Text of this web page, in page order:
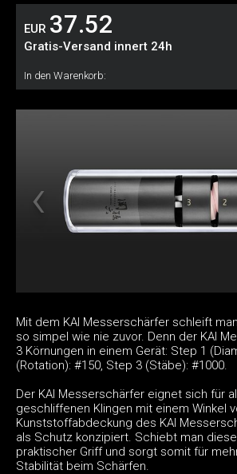
EUR 37.52
Gratis-Versand innert 24h
In den Warenkorb:
Mit dem KAI Messerschärfer schleift
so simpel wie nie zuvor. Denn der KAI
3 Körnungen in einem Gerät: Step 1
(Rotation): #150, Step 3 (Stäbe): #1000.
Der KAI Messerschärfer eignet sich für
geschliffenen Klingen mit einem Winkel
Kunststoffabdeckung des KAI
als Schutz konzipiert. Schiebt man
praktischer Griff und sorgt somit für
Stabilität beim Schärfen.